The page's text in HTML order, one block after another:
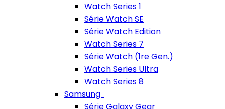
Watch Series 1
Série Watch SE
Série Watch Edition
Watch Series 7
Série Watch (1re Gen.)
Watch Series Ultra
Watch Series 8
Samsung